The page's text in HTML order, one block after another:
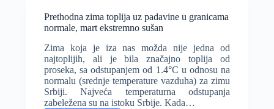
temperatura,
prijatne
temperature
do
srede
Prethodna zima toplija uz padavine u granicama
normale, mart ekstremno sušan
Zima koja je iza nas možda nije jedna od
najtoplijih, ali je bila značajno toplija od
proseka, sa odstupanjem od 1.4°C u odnosu na
normalu (srednje temperature vazduha) za zimu
Srbiji. Najveća temperaturna odstupanja
zabeležena su na istoku Srbije. Kada…